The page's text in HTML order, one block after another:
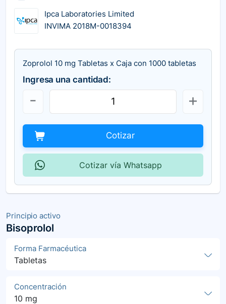
Principio activo
Bisoprolol
Forma Farmacéutica
Tabletas
Concentración
10 mg
Ipca Laboratories Limited
INVIMA 2018M-0018394
Zoprolol 10 mg Tabletas x Caja con 1000 tabletas
Ingresa una cantidad:
Cotizar
Cotizar vía Whatsapp